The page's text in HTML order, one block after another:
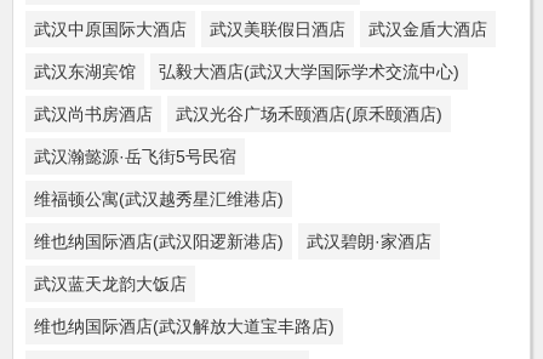
武汉中原国际大酒店 武汉美联假日酒店 武汉金盾大酒店
武汉东湖宾馆 弘毅大酒店(武汉大学国际学术交流中心)
武汉尚书房酒店 武汉光谷广场禾颐酒店(原禾颐酒店)
武汉瀚懿源·岳飞街5号民宿
维福顿公寓(武汉越秀星汇维港店)
维也纳国际酒店(武汉阳逻新港店) 武汉碧朗·家酒店
武汉蓝天龙韵大饭店
维也纳国际酒店(武汉解放大道宝丰路店)